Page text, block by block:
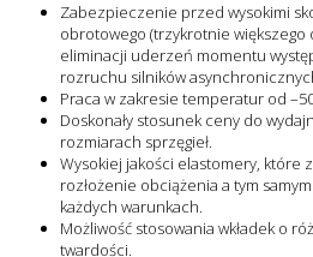
Zabezpieczenie przed wysokimi
obrotowego (trzykrotnie większego
eliminacji uderzeń momentu
rozruchu silników
Praca w zakresie temperatur od –50
Doskonały stosunek ceny do
rozmiarach sprzęgieł.
Wysokiej jakości elastomery, które
rozłożenie obciążenia a tym
każdych warunkach.
Możliwość stosowania wkładek o
twardości.